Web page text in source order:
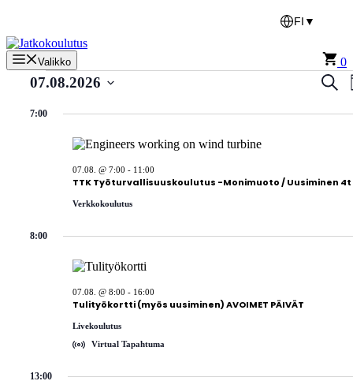
FI ▼
Valikko 0
Tapahtumat
07.08.2026
Etsi
07.08.2026
päivä.
7:00
TTK Työturvallisuuskoulutus -Monimuoto / Uusiminen 4t
07.08. @ 7:00 - 11:00
Verkkokoulutus
8:00
Tulityökortti (myös uusiminen) AVOIMET PÄIVÄT
07.08. @ 8:00 - 16:00
Livekoulutus
Virtual Tapahtuma
13:00